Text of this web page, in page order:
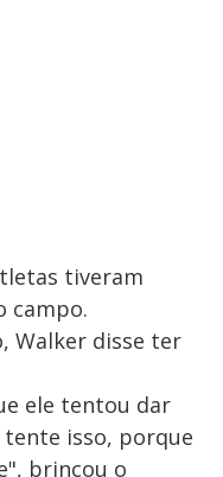
tiveram
campo.
Walker disse ter
ele tentou dar
isso, porque
brincou o